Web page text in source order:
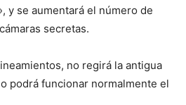
y se aumentará el número de
secretas.
no regirá la antigua
podrá funcionar normalmente el